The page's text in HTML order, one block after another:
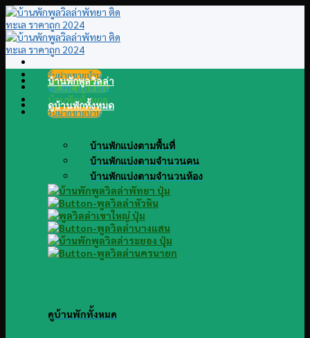
Skip
to
content
รับฝากขายบ้าน
@LINE แอดไลน์
บ้านพักทั้งหมด
รับฝากขายบ้าน
บ้านพักพูลวิลล่า
ดูบ้านพักทั้งหมด
บ้านพักแบ่งตามพื้นที่
บ้านพักแบ่งตามจำนวนคน
บ้านพักแบ่งตามจำนวนห้อง
ดูบ้านพักทั้งหมด